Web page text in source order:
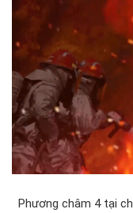
Phương châm 4 tại